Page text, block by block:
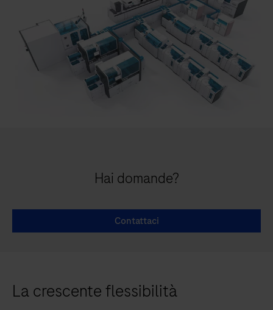
Hai domande?
Contattaci
La crescente flessibilità